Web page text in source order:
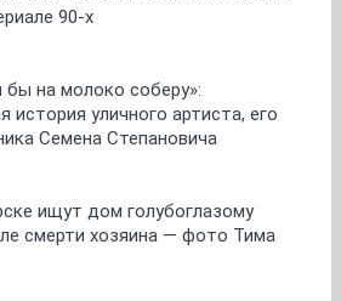
90-х
бы на молоко соберу»:
история уличного артиста, его
Семена Степановича
ищут дом голубоглазому
смерти хозяина — фото Тима